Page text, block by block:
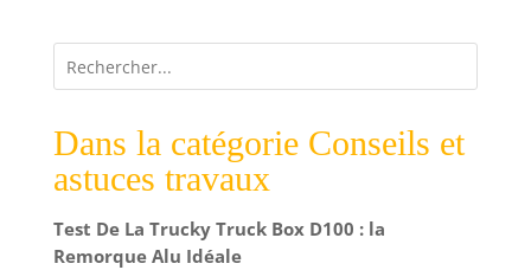
Dans la catégorie Conseils et
astuces travaux
Test De La Trucky Truck Box D100 : la
Remorque Alu Idéale